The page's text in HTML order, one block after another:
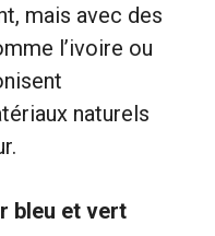
mais avec des
l’ivoire ou
naturels
bleu et vert